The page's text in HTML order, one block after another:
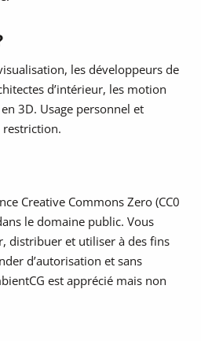
les développeurs de
d’intérieur, les motion
3D. Usage personnel et
restriction.
Creative Commons Zero (CC0
le domaine public. Vous
distribuer et utiliser à des fins
d’autorisation et sans
est apprécié mais non